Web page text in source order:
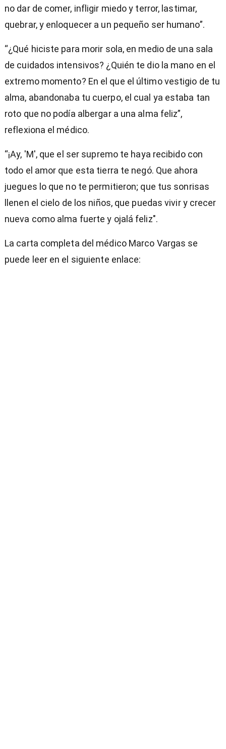
no dar de comer, infligir miedo y terror, lastimar,
quebrar, y enloquecer a un pequeño ser humano”.
“¿Qué hiciste para morir sola, en medio de una sala
de cuidados intensivos? ¿Quién te dio la mano en el
extremo momento? En el que el último vestigio de tu
alma, abandonaba tu cuerpo, el cual ya estaba tan
roto que no podía albergar a una alma feliz”,
reflexiona el médico.
“¡Ay, 'M', que el ser supremo te haya recibido con
todo el amor que esta tierra te negó. Que ahora
juegues lo que no te permitieron; que tus sonrisas
llenen el cielo de los niños, que puedas vivir y crecer
nueva como alma fuerte y ojalá feliz".
La carta completa del médico Marco Vargas se
puede leer en el siguiente enlace: